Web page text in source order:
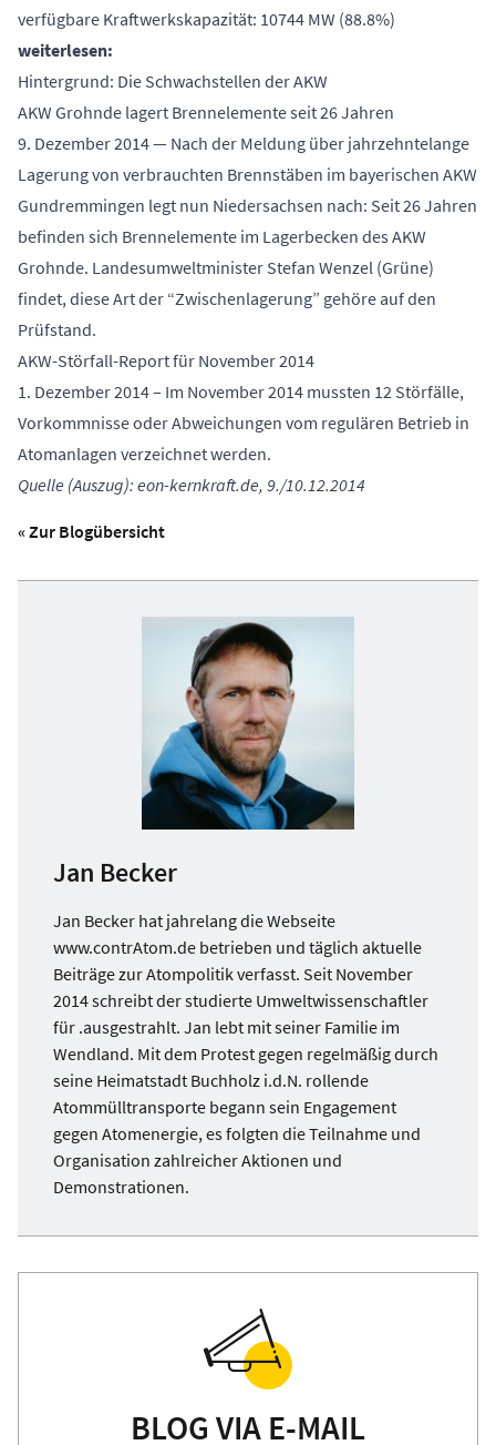
verfügbare Kraftwerkskapazität: 10744 MW (88.8%)
weiterlesen:
Hintergrund: Die Schwachstellen der AKW
AKW Grohnde lagert Brennelemente seit 26 Jahren
9. Dezember 2014 — Nach der Meldung über jahrzehntelange
Lagerung von verbrauchten Brennstäben im bayerischen AKW
Gundremmingen legt nun Niedersachsen nach: Seit 26 Jahren
befinden sich Brennelemente im Lagerbecken des AKW
Grohnde. Landesumweltminister Stefan Wenzel (Grüne)
findet, diese Art der “Zwischenlagerung” gehöre auf den
Prüfstand.
AKW-Störfall-Report für November 2014
1. Dezember 2014 – Im November 2014 mussten 12 Störfälle,
Vorkommnisse oder Abweichungen vom regulären Betrieb in
Atomanlagen verzeichnet werden.
Quelle (Auszug): eon-kernkraft.de, 9./10.12.2014
« Zur Blogübersicht
Jan Becker
Jan Becker hat jahrelang die Webseite
www.contrAtom.de betrieben und täglich aktuelle
Beiträge zur Atompolitik verfasst. Seit November
2014 schreibt der studierte Umweltwissenschaftler
für .ausgestrahlt. Jan lebt mit seiner Familie im
Wendland. Mit dem Protest gegen regelmäßig durch
seine Heimatstadt Buchholz i.d.N. rollende
Atommülltransporte begann sein Engagement
gegen Atomenergie, es folgten die Teilnahme und
Organisation zahlreicher Aktionen und
Demonstrationen.
BLOG VIA E-MAIL